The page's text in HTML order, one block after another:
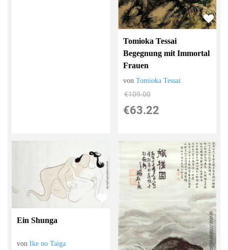
Tomioka Tessai
Begegnung mit Immortal
Frauen
vonTomioka Tessai
€109.00
€63.22
Ein Shunga
vonIke no Taiga